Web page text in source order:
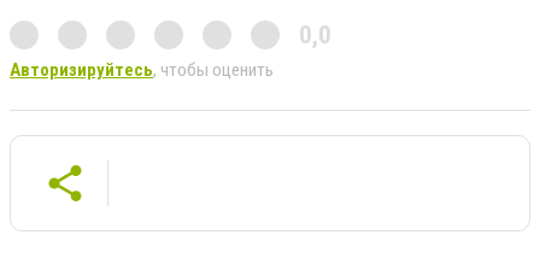
0,0
Авторизируйтесь, чтобы оценить